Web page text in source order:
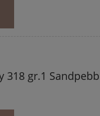
318 gr.1